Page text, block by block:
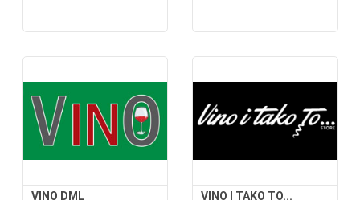
VINO DML VINO I TAKO TO...